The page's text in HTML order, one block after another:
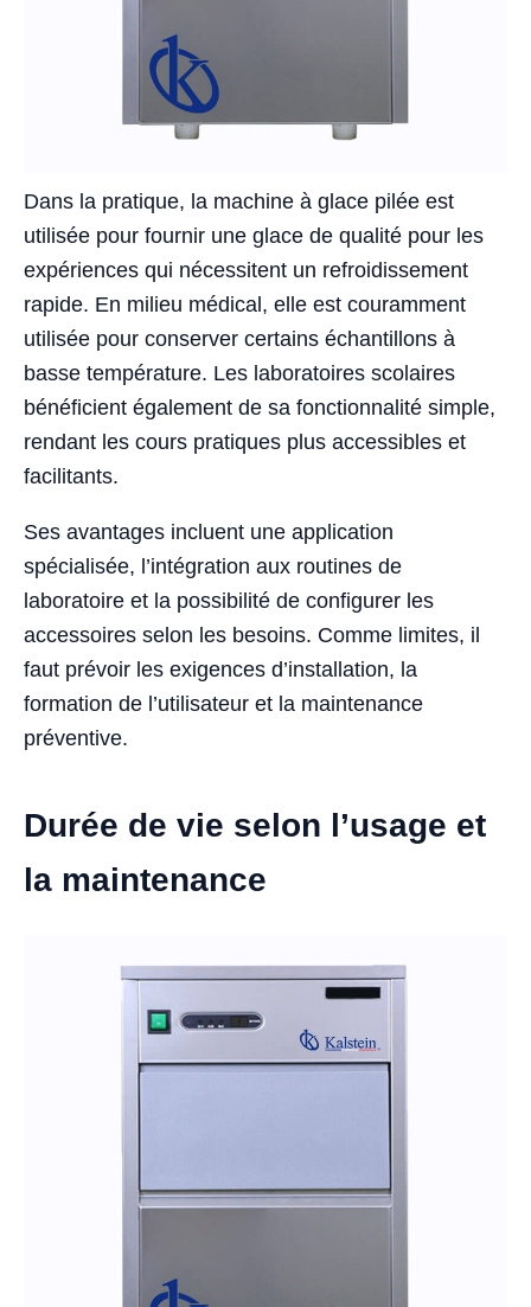
Dans la pratique, la machine à glace pilée est
utilisée pour fournir une glace de qualité pour les
expériences qui nécessitent un refroidissement
rapide. En milieu médical, elle est couramment
utilisée pour conserver certains échantillons à
basse température. Les laboratoires scolaires
bénéficient également de sa fonctionnalité simple,
rendant les cours pratiques plus accessibles et
facilitants.
Ses avantages incluent une application
spécialisée, l’intégration aux routines de
laboratoire et la possibilité de configurer les
accessoires selon les besoins. Comme limites, il
faut prévoir les exigences d’installation, la
formation de l’utilisateur et la maintenance
préventive.
Durée de vie selon l’usage et
la maintenance